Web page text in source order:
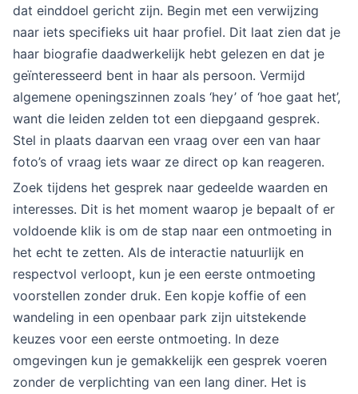
dat einddoel gericht zijn. Begin met een verwijzing
naar iets specifieks uit haar profiel. Dit laat zien dat je
haar biografie daadwerkelijk hebt gelezen en dat je
geïnteresseerd bent in haar als persoon. Vermijd
algemene openingszinnen zoals ‘hey’ of ‘hoe gaat het’,
want die leiden zelden tot een diepgaand gesprek.
Stel in plaats daarvan een vraag over een van haar
foto’s of vraag iets waar ze direct op kan reageren.
Zoek tijdens het gesprek naar gedeelde waarden en
interesses. Dit is het moment waarop je bepaalt of er
voldoende klik is om de stap naar een ontmoeting in
het echt te zetten. Als de interactie natuurlijk en
respectvol verloopt, kun je een eerste ontmoeting
voorstellen zonder druk. Een kopje koffie of een
wandeling in een openbaar park zijn uitstekende
keuzes voor een eerste ontmoeting. In deze
omgevingen kun je gemakkelijk een gesprek voeren
zonder de verplichting van een lang diner. Het is